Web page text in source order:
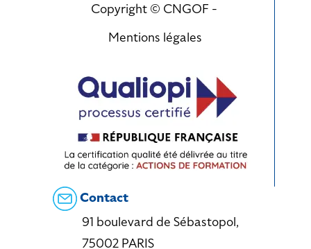
Copyright © CNGOF -
Mentions légales
Contact
91 boulevard de Sébastopol,
75002 PARIS